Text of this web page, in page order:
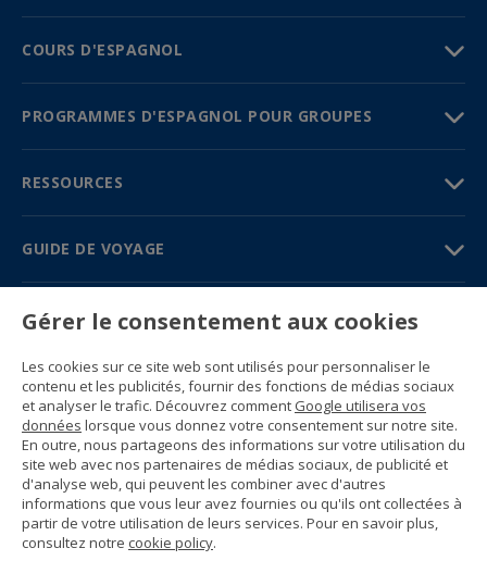
COURS D'ESPAGNOL
PROGRAMMES D'ESPAGNOL POUR GROUPES
RESSOURCES
GUIDE DE VOYAGE
PARTENAIRES
Contactez-nous
Prix et brochures
(+34) 91 594 37 76
Gustavo Fernández Balbuena, 11
28002 Madrid, Spain
Sitemap
Conditions générales
Politique de confidentialité
Politique de cookies d’Enforex
Gérer le consentement aux cookies
Les cookies sur ce site web sont utilisés pour personnaliser le
contenu et les publicités, fournir des fonctions de médias sociaux
et analyser le trafic. Découvrez comment Google utilisera vos
données lorsque vous donnez votre consentement sur notre site.
En outre, nous partageons des informations sur votre utilisation du
site web avec nos partenaires de médias sociaux, de publicité et
d'analyse web, qui peuvent les combiner avec d'autres
informations que vous leur avez fournies ou qu'ils ont collectées à
partir de votre utilisation de leurs services. Pour en savoir plus,
consultez notre cookie policy.